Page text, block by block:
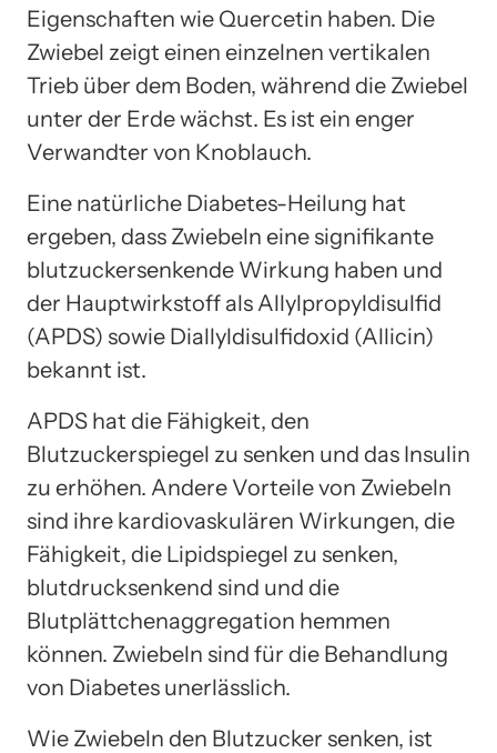
Eigenschaften wie Quercetin haben. Die
Zwiebel zeigt einen einzelnen vertikalen
Trieb über dem Boden, während die Zwiebel
unter der Erde wächst. Es ist ein enger
Verwandter von Knoblauch.
Eine natürliche Diabetes-Heilung hat
ergeben, dass Zwiebeln eine signifikante
blutzuckersenkende Wirkung haben und
der Hauptwirkstoff als Allylpropyldisulfid
(APDS) sowie Diallyldisulfidoxid (Allicin)
bekannt ist.
APDS hat die Fähigkeit, den
Blutzuckerspiegel zu senken und das Insulin
zu erhöhen. Andere Vorteile von Zwiebeln
sind ihre kardiovaskulären Wirkungen, die
Fähigkeit, die Lipidspiegel zu senken,
blutdrucksenkend sind und die
Blutplättchenaggregation hemmen
können. Zwiebeln sind für die Behandlung
von Diabetes unerlässlich.
Wie Zwiebeln den Blutzucker senken, ist